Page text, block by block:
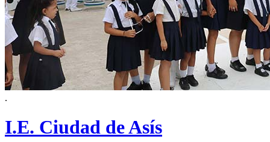
.
I.E. Ciudad de Asís